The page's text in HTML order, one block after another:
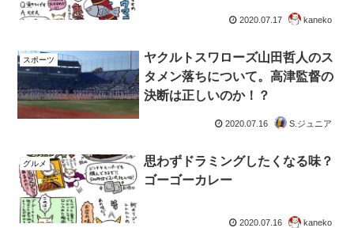
2020.07.17 kaneko
スポーツ
ヤクルトスワローズ山田哲人のス
タメン落ちについて。高津監督の
決断は正しいのか！？
2020.07.16 S.ジュニア
グルメ
思わずドラミングしたくなる味？
ゴーゴーカレー
2020.07.16 kaneko